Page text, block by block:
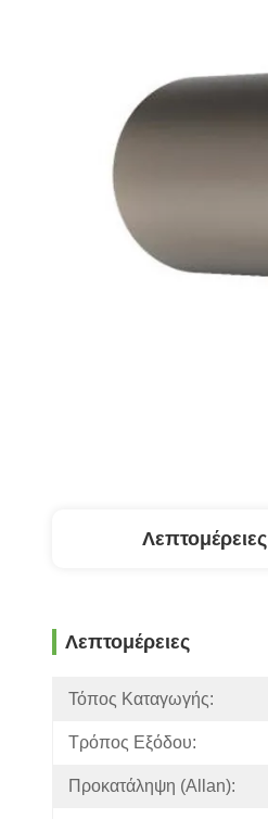
Λεπτομέρειες
Λεπτομέρειες
Τόπος Καταγωγής:
Τρόπος Εξόδου:
Προκατάληψη (Allan):